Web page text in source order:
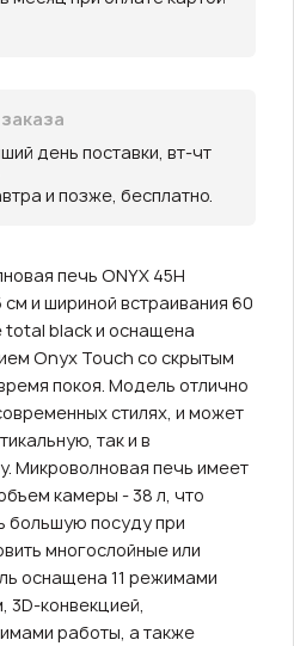
день поставки, вт-чт
и позже, бесплатно.
печь ONYX 45H
и шириной встраивания 60
total black и оснащена
Onyx Touch со скрытым
покоя. Модель отлично
стилях, и может
так и в
Микроволновая печь имеет
камеры - 38 л, что
большую посуду при
многослойные или
оснащена 11 режимами
конвекцией,
работы, а также